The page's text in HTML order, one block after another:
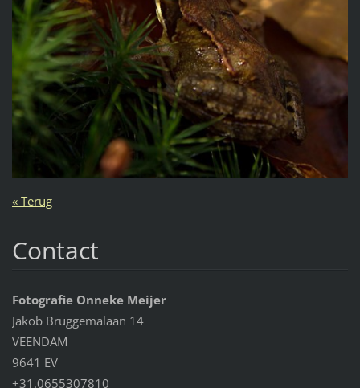
« Terug
Contact
Fotografie Onneke Meijer
Jakob Bruggemalaan 14
VEENDAM
9641 EV
+31.0655307810